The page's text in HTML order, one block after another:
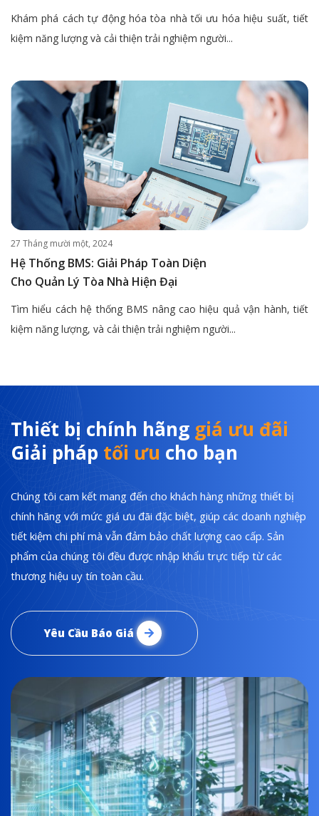
Khám phá cách tự động hóa tòa nhà tối ưu hóa hiệu suất, tiết
kiệm năng lượng và cải thiện trải nghiệm người...
27 Tháng mười một, 2024
Hệ Thống BMS: Giải Pháp Toàn Diện
Cho Quản Lý Tòa Nhà Hiện Đại
Tìm hiểu cách hệ thống BMS nâng cao hiệu quả vận hành, tiết
kiệm năng lượng, và cải thiện trải nghiệm người...
Thiết bị chính hãng giá ưu đãi
Giải pháp tối ưu cho bạn
Chúng tôi cam kết mang đến cho khách hàng những thiết bị
chính hãng với mức giá ưu đãi đặc biệt, giúp các doanh nghiệp
tiết kiệm chi phí mà vẫn đảm bảo chất lượng cao cấp. Sản
phẩm của chúng tôi đều được nhập khẩu trực tiếp từ các
thương hiệu uy tín toàn cầu.
Yêu Cầu Báo Giá